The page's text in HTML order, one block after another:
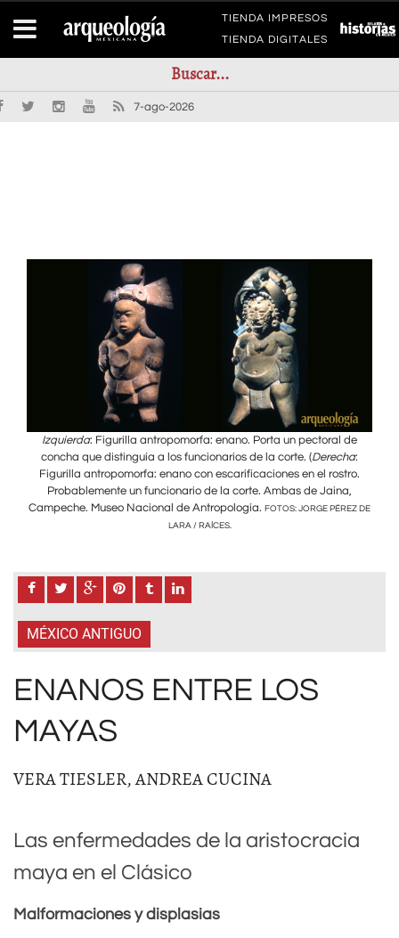
TIENDA IMPRESOS
TIENDA DIGITALES
7-ago-2026
Izquierda: Figurilla antropomorfa: enano. Porta un pectoral de
concha que distinguía a los funcionarios de la corte. (Derecha:
Figurilla antropomorfa: enano con escarificaciones en el rostro.
Probablemente un funcionario de la corte. Ambas de Jaina,
Campeche. Museo Nacional de Antropología. FOTOS: JORGE PÉREZ DE
LARA / RAÍCES.
MÉXICO ANTIGUO
ENANOS ENTRE LOS
MAYAS
VERA TIESLER, ANDREA CUCINA
Las enfermedades de la aristocracia
maya en el Clásico
Malformaciones y displasias